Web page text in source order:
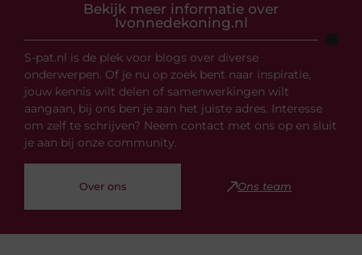
Bekijk meer informatie over
Ivonnedekoning.nl
S-pat.nl is de plek voor blogs over diverse
onderwerpen. Of je nu op zoek bent naar inspiratie,
jouw kennis wilt delen of samenwerkingen wilt
aangaan, bij ons ben je aan het juiste adres. Interesse
om zelf te schrijven? Neem contact met ons op en sluit
je aan bij onze community.
Over ons Ons team